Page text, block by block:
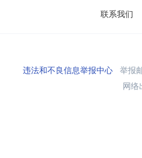
联系我们
违法和不良信息举报中心举报
网